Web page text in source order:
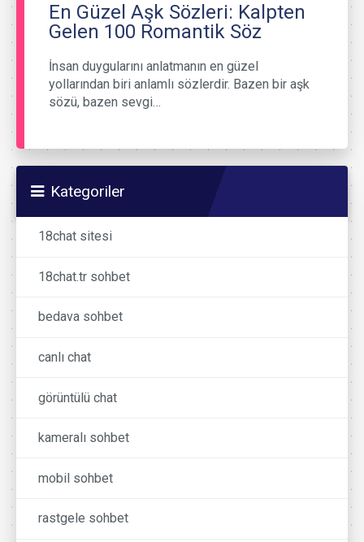
En Güzel Aşk Sözleri: Kalpten
Gelen 100 Romantik Söz
İnsan duygularını anlatmanın en güzel
yollarından biri anlamlı sözlerdir. Bazen bir aşk
sözü, bazen sevgi…
Kategoriler
18chat sitesi
18chat.tr sohbet
bedava sohbet
canlı chat
görüntülü chat
kameralı sohbet
mobil sohbet
rastgele sohbet